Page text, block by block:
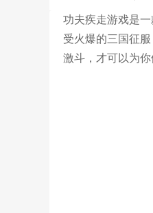
功夫疾走游戏是
受火爆的三国征
激斗，才可以为你